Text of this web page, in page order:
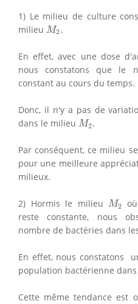
1) Le milieu de culture
milieu M2.
M2
En effet, avec une dose
nous constatons que le
constant au cours du temps.
Donc, il n'y a pas de
dans le milieu M2.
M2
Par conséquent, ce milieu
pour une meilleure
milieux.
2) Hormis le milieuM2
M2
reste constante, nous
nombre de bactéries dans
En effet, nous constatons
population bactérienne
Cette même tendance est